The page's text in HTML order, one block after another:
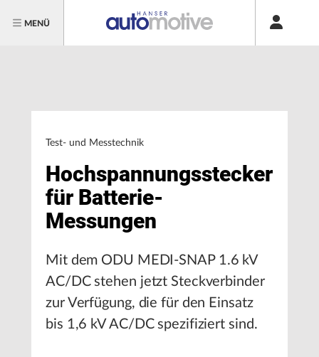
MENÜ
Test- und Messtechnik
Hochspannungsstecker
für Batterie-
Messungen
Mit dem ODU MEDI-SNAP 1.6 kV
AC/DC stehen jetzt Steckverbinder
zur Verfügung, die für den Einsatz
bis 1,6 kV AC/DC spezifiziert sind.